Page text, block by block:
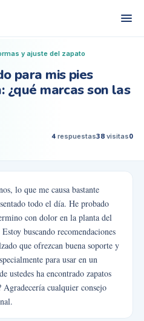
y ajuste del zapato
para mis pies
¿qué marcas son las
4 respuestas38 visitas0
lo que me causa bastante
todo el día. He probado
con dolor en la planta del
buscando recomendaciones
que ofrezcan buena soporte y
para usar en un
ustedes ha encontrado zapatos
cualquier consejo